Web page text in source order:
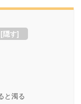
[隠す]
と濁る